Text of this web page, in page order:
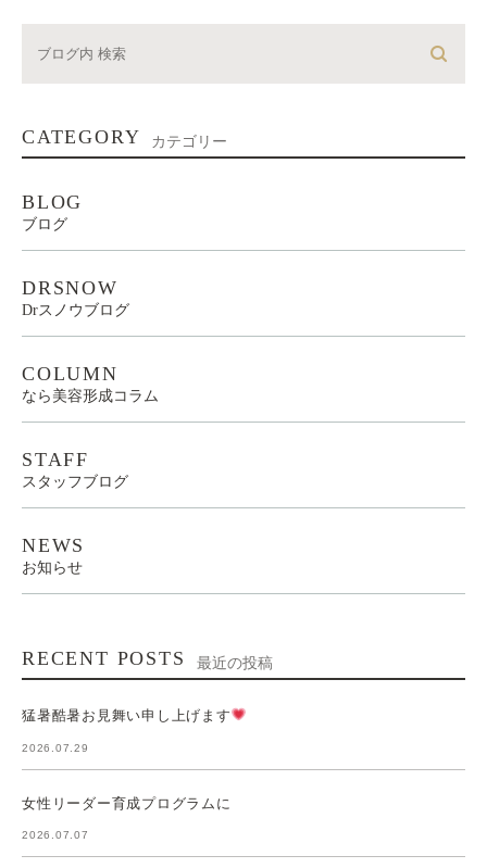
CATEGORY カテゴリー
BLOG
ブログ
DRSNOW
Drスノウブログ
COLUMN
なら美容形成コラム
STAFF
スタッフブログ
NEWS
お知らせ
RECENT POSTS 最近の投稿
猛暑酷暑お見舞い申し上げます
2026.07.29
女性リーダー育成プログラムに
2026.07.07